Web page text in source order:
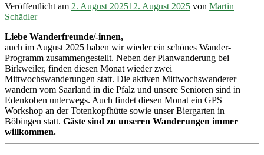
Veröffentlicht am 2. August 202512. August 2025 von Martin
Schädler
Liebe Wanderfreunde/-innen,
auch im August 2025 haben wir wieder ein schönes Wander-
Programm zusammengestellt. Neben der Planwanderung bei
Birkweiler, finden diesen Monat wieder zwei
Mittwochswanderungen statt. Die aktiven Mittwochswanderer
wandern vom Saarland in die Pfalz und unsere Senioren sind in
Edenkoben unterwegs. Auch findet diesen Monat ein GPS
Workshop an der Totenkopfhütte sowie unser Biergarten in
Böbingen statt. Gäste sind zu unseren Wanderungen immer
willkommen.